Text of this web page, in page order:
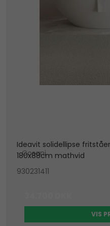
Ideavit solidellipse
180x88cm mathvid
Cosani
930231411
VIS